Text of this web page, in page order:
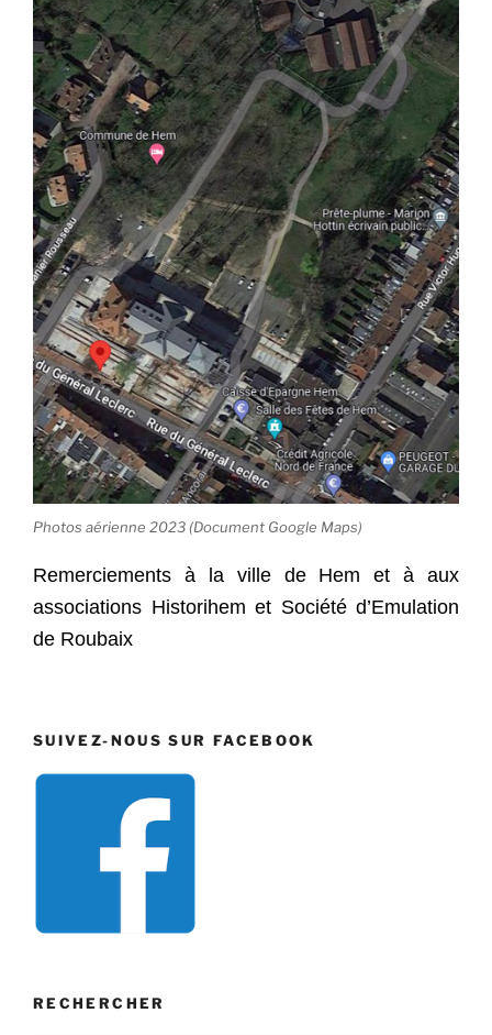
Photos aérienne 2023 (Document Google Maps)
Remerciements à la ville de Hem et à aux
associations Historihem et Société d’Emulation
de Roubaix
SUIVEZ-NOUS SUR FACEBOOK
RECHERCHER